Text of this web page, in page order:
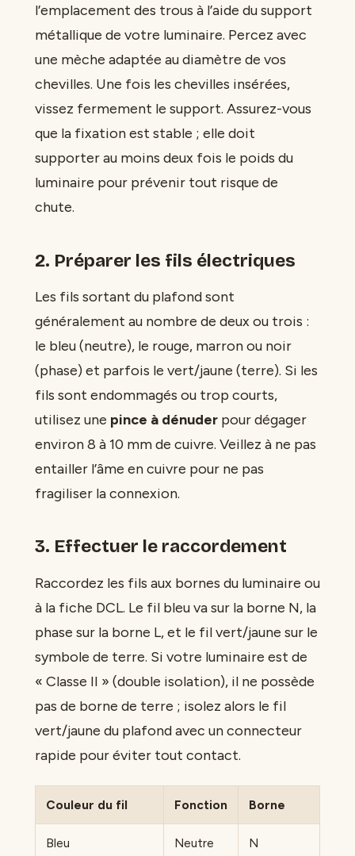
l’emplacement des trous à l’aide du support
métallique de votre luminaire. Percez avec
une mèche adaptée au diamètre de vos
chevilles. Une fois les chevilles insérées,
vissez fermement le support. Assurez-vous
que la fixation est stable ; elle doit
supporter au moins deux fois le poids du
luminaire pour prévenir tout risque de
chute.
2. Préparer les fils électriques
Les fils sortant du plafond sont
généralement au nombre de deux ou trois :
le bleu (neutre), le rouge, marron ou noir
(phase) et parfois le vert/jaune (terre). Si les
fils sont endommagés ou trop courts,
utilisez une pince à dénuder pour dégager
environ 8 à 10 mm de cuivre. Veillez à ne pas
entailler l’âme en cuivre pour ne pas
fragiliser la connexion.
3. Effectuer le raccordement
Raccordez les fils aux bornes du luminaire ou
à la fiche DCL. Le fil bleu va sur la borne N, la
phase sur la borne L, et le fil vert/jaune sur le
symbole de terre. Si votre luminaire est de
« Classe II » (double isolation), il ne possède
pas de borne de terre ; isolez alors le fil
vert/jaune du plafond avec un connecteur
rapide pour éviter tout contact.
Couleur du fil Fonction Borne
Bleu Neutre N